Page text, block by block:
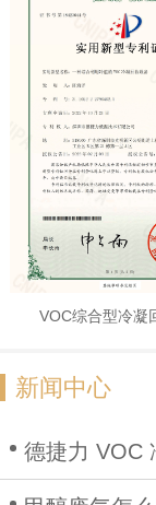
VOC综合型冷凝
新闻中心
德捷力 VOC 冷凝回